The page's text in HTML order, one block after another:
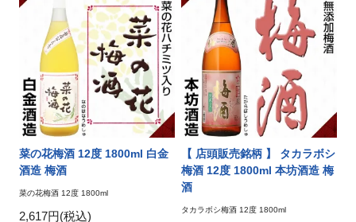
菜の花梅酒 12度 1800ml 白金
酒造 梅酒
菜の花梅酒 12度 1800ml
2,617円(税込)
【 店頭販売銘柄 】 タカラボシ
梅酒 12度 1800ml 本坊酒造 梅
酒
タカラボシ梅酒 12度 1800ml